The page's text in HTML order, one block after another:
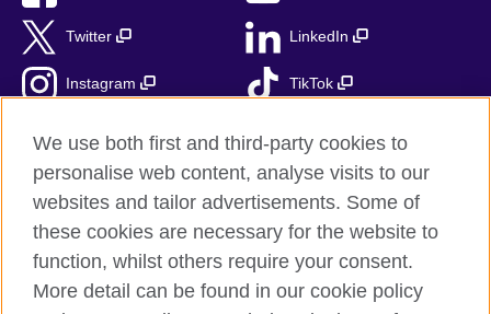
Twitter LinkedIn
Instagram TikTok
British Council globalnie
Prywatność i warunki użytkowania
We use both first and third-party cookies to
personalise web content, analyse visits to our
websites and tailor advertisements. Some of
these cookies are necessary for the website to
function, whilst others require your consent.
More detail can be found in our cookie policy